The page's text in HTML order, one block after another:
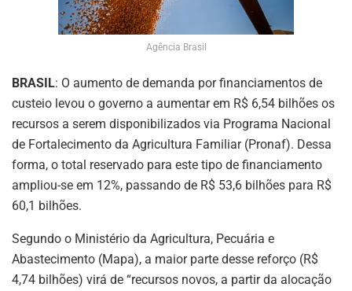
Agência Brasil
BRASIL: O aumento de demanda por financiamentos de
custeio levou o governo a aumentar em R$ 6,54 bilhões os
recursos a serem disponibilizados via Programa Nacional
de Fortalecimento da Agricultura Familiar (Pronaf). Dessa
forma, o total reservado para este tipo de financiamento
ampliou-se em 12%, passando de R$ 53,6 bilhões para R$
60,1 bilhões.
Segundo o Ministério da Agricultura, Pecuária e
Abastecimento (Mapa), a maior parte desse reforço (R$
4,74 bilhões) virá de “recursos novos, a partir da alocação